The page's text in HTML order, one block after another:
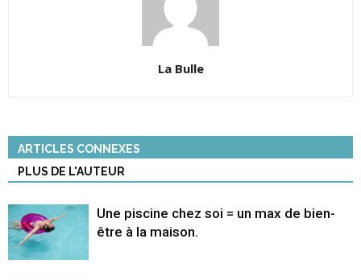
La Bulle
ARTICLES CONNEXES
PLUS DE L'AUTEUR
Une piscine chez soi = un max de bien-
être à la maison.